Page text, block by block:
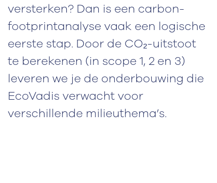
versterken? Dan is een carbon-
footprintanalyse vaak een logische
eerste stap. Door de CO₂-uitstoot
te berekenen (in scope 1, 2 en 3)
leveren we je de onderbouwing die
EcoVadis verwacht voor
verschillende milieuthema’s.